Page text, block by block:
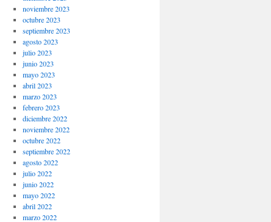
noviembre 2023
octubre 2023
septiembre 2023
agosto 2023
julio 2023
junio 2023
mayo 2023
abril 2023
marzo 2023
febrero 2023
diciembre 2022
noviembre 2022
octubre 2022
septiembre 2022
agosto 2022
julio 2022
junio 2022
mayo 2022
abril 2022
marzo 2022